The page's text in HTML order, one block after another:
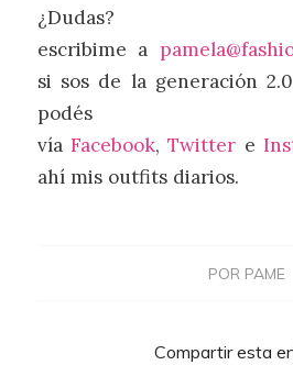
¿Dudas?
escribime a
si sos de la generación
podés
vía Facebook,Twitter e
ahí mis outfits diarios.
POR PAME
Compartir esta